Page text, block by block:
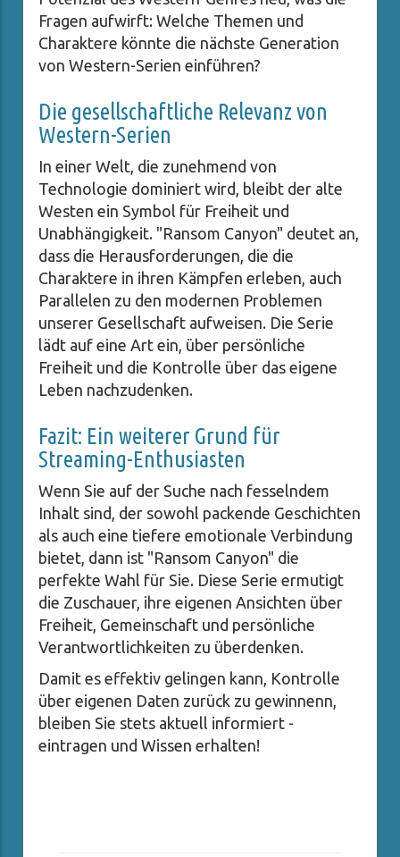
Fragen aufwirft: Welche Themen und
Charaktere könnte die nächste Generation
von Western-Serien einführen?
Die gesellschaftliche Relevanz von
Western-Serien
In einer Welt, die zunehmend von
Technologie dominiert wird, bleibt der alte
Westen ein Symbol für Freiheit und
Unabhängigkeit. "Ransom Canyon" deutet an,
dass die Herausforderungen, die die
Charaktere in ihren Kämpfen erleben, auch
Parallelen zu den modernen Problemen
unserer Gesellschaft aufweisen. Die Serie
lädt auf eine Art ein, über persönliche
Freiheit und die Kontrolle über das eigene
Leben nachzudenken.
Fazit: Ein weiterer Grund für
Streaming-Enthusiasten
Wenn Sie auf der Suche nach fesselndem
Inhalt sind, der sowohl packende Geschichten
als auch eine tiefere emotionale Verbindung
bietet, dann ist "Ransom Canyon" die
perfekte Wahl für Sie. Diese Serie ermutigt
die Zuschauer, ihre eigenen Ansichten über
Freiheit, Gemeinschaft und persönliche
Verantwortlichkeiten zu überdenken.
Damit es effektiv gelingen kann, Kontrolle
über eigenen Daten zurück zu gewinnenn,
bleiben Sie stets aktuell informiert -
eintragen und Wissen erhalten!